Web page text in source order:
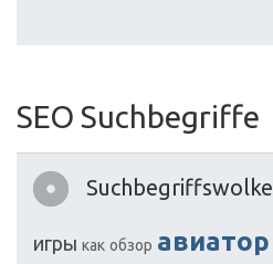
SEO Suchbegriffe
Suchbegriffswolke
игры как обзор авиатор